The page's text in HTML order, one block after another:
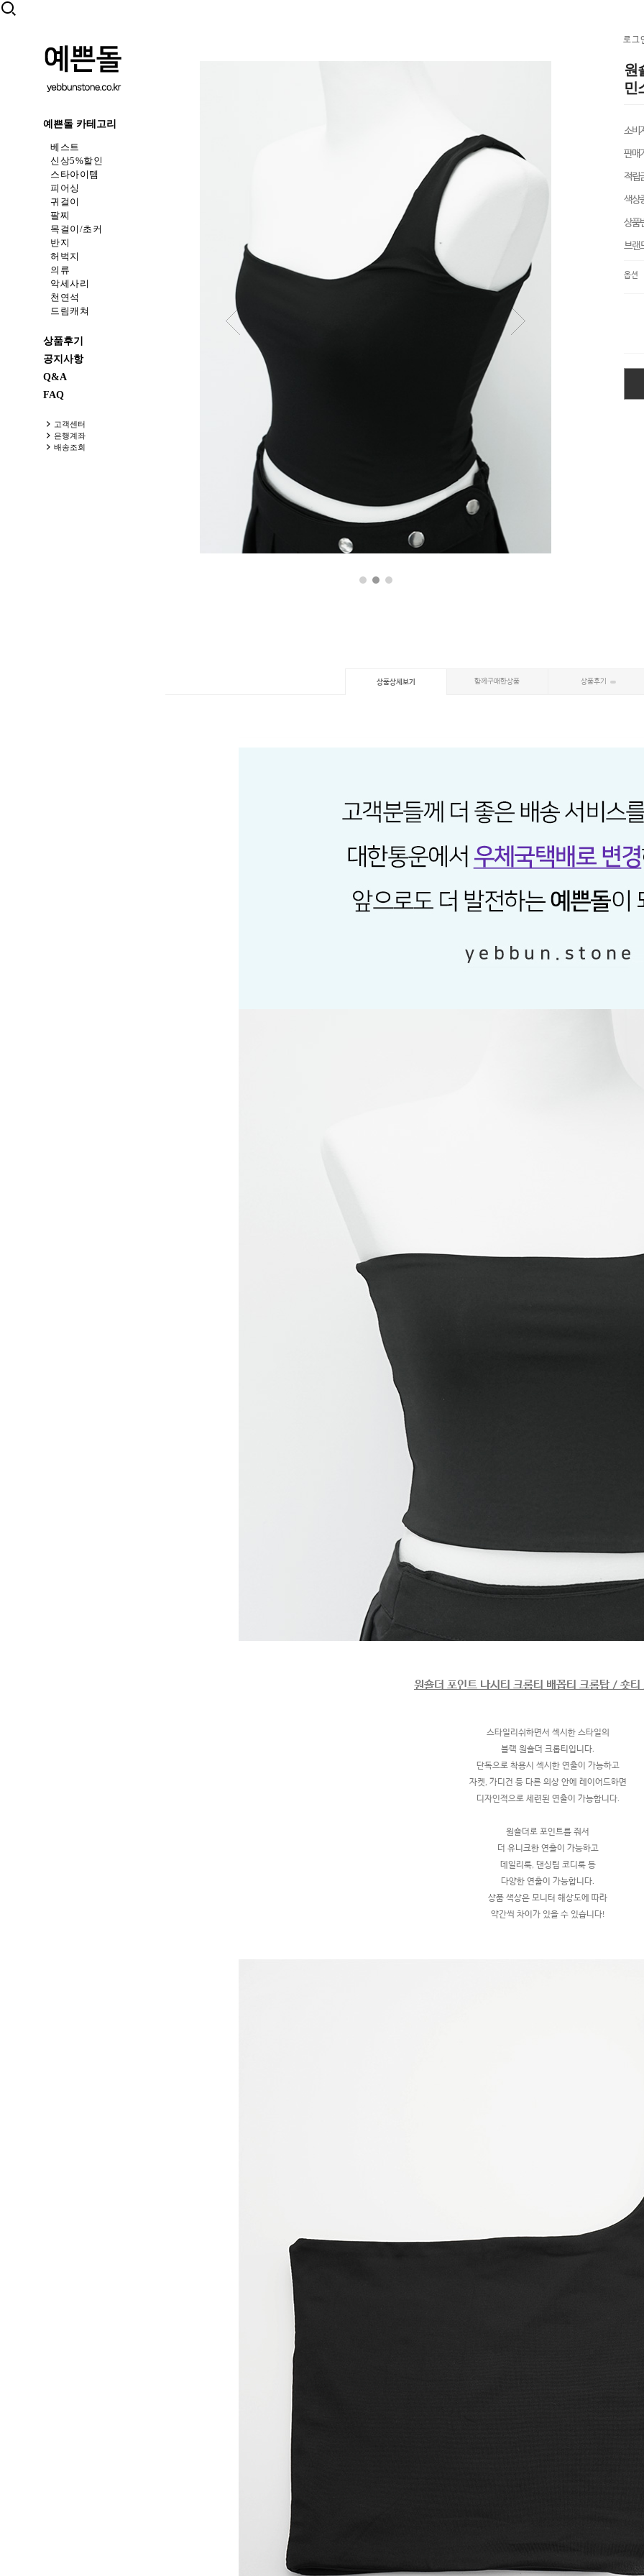
로그
예쁜돌 카테고리
베스트
신상5%할인
스타아이템
피어싱
귀걸이
팔찌
목걸이/초커
반지
허벅지
의류
악세사리
천연석
드림캐쳐
상품후기
공지사항
Q&A
FAQ
고객센터
은행계좌
배송조회
원
민
소비
판매
적립
색상
상품
브랜
옵션
상품상세보기 함께구매한상품 상품후기
원숄더 포인트 나시티 크롭티 배꼽티 크롭탑 / 숏
스타일리쉬하면서 섹시한 스타일의
블랙 원숄더 크롭티입니다.
단독으로 착용시 섹시한 연출이 가능하고
자켓, 가디건 등 다른 의상 안에 레이어드하면
디자인적으로 세련된 연출이 가능합니다.
원숄더로 포인트를 줘서
더 유니크한 연출이 가능하고
데일리룩, 댄싱팀 코디룩 등
다양한 연출이 가능합니다.
상품 색상은 모니터 해상도에 따라
약간씩 차이가 있을 수 있습니다!